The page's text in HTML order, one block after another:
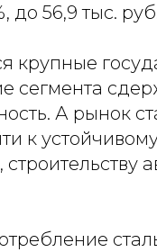
до 56,9 тыс.
крупные
сегмента
А рынок
к